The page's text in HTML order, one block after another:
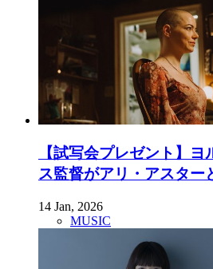
【試写会プレゼント】
ス監督がアリ・アスター
14 Jan, 2026
MUSIC